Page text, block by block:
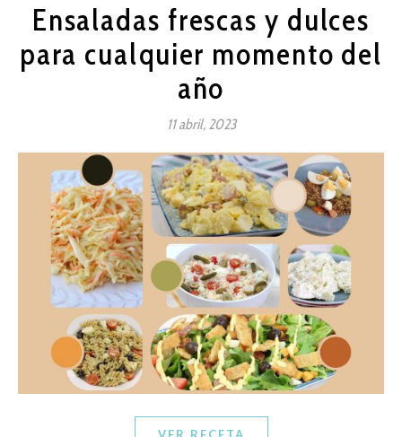
Ensaladas frescas y dulces
para cualquier momento del
año
11 abril, 2023